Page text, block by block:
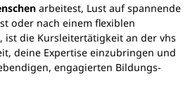
arbeitest, Lust auf spannende
oder nach einem flexiblen
ist die Kursleitertätigkeit an der vhs
deine Expertise einzubringen und
engagierten Bildungs-